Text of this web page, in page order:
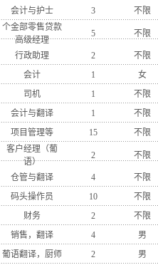
会计与护士 3 不限
个金部零售贷款
高级经理
5 不限
行政助理 2
不限
会计 1
女
司机 1
不限
会计与翻译 1
不限
项目管理等 15 不限
客户经理（葡
语）
2 不限
仓管与翻译 4
不限
码头操作员 10
不限
财务 2
不限
销售，翻译 4
男
葡语翻译，厨师 2 男